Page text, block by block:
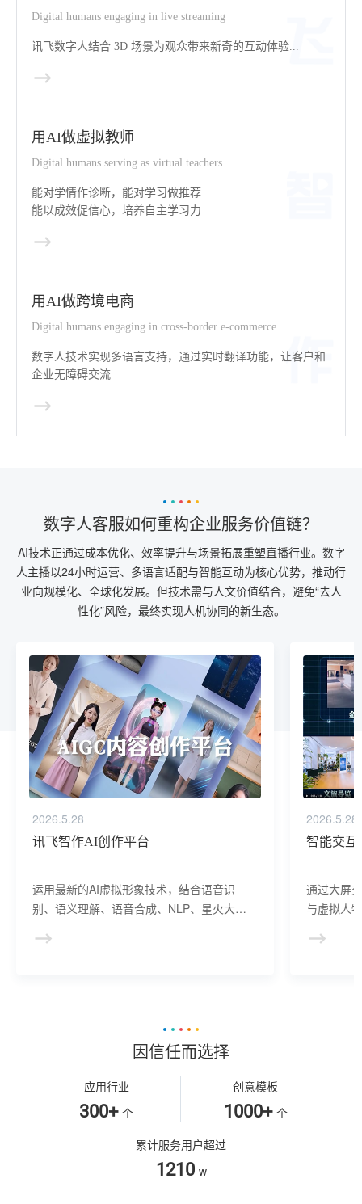
Digital humans engaging in live streaming
讯飞数字人结合 3D 场景为观众带来新奇的互动体验...
用AI做虚拟教师
Digital humans serving as virtual teachers
能对学情作诊断，能对学习做推荐
能以成效促信心，培养自主学习力
用AI做跨境电商
Digital humans engaging in cross-border e-commerce
数字人技术实现多语言支持，通过实时翻译功能，让客户和
企业无障碍交流
数字人客服如何重构企业服务价值链？
AI技术正通过成本优化、效率提升与场景拓展重塑直播行业。数字
人主播以24小时运营、多语言适配与智能互动为核心优势，推动行
业向规模化、全球化发展。但技术需与人文价值结合，避免“去人
性化”风险，最终实现人机协同的新生态。
2026.5.28
讯飞智作AI创作平台
运用最新的AI虚拟形象技术，结合语音识
别、语义理解、语音合成、NLP、星火大模
建、AI驱动、多模态交互的多场景虚拟人产
2026.5.28
智能交互
通过大屏
与虚拟人
景，可广
因信任而选择
应用行业
300+ 个
创意模板
1000+ 个
累计服务用户超过
1210 w